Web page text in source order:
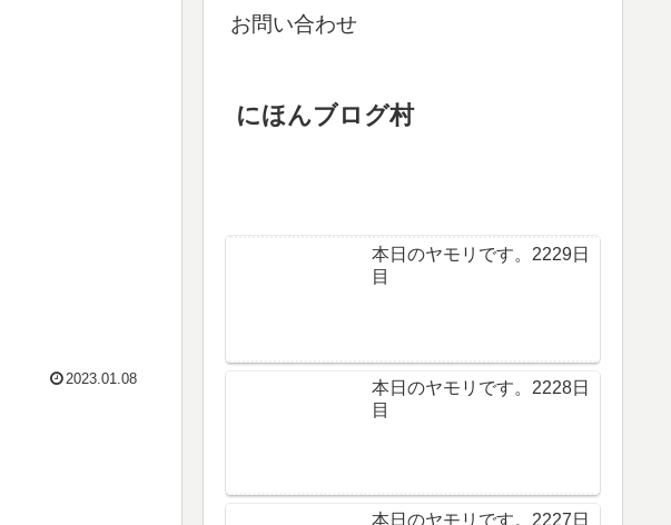
2023.01.08
お問い合わせ
にほんブログ村
本日のヤモリです。2229日
目
本日のヤモリです。2228日
目
本日のヤモリです。2227日